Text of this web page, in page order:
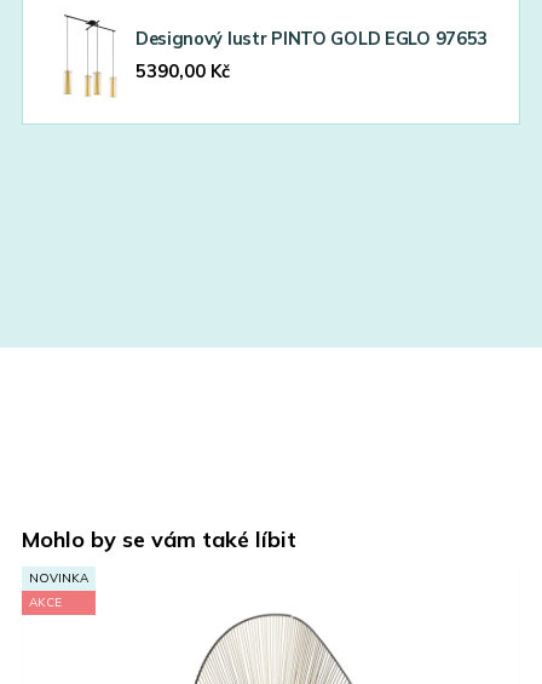
Designový lustr PINTO GOLD EGLO 97653
5390,00 Kč
Mohlo by se vám také líbit